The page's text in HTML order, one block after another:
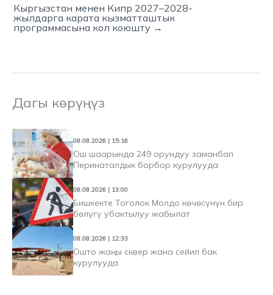
Кыргызстан менен Кипр 2027–2028-
жылдарга карата кызматташтык
программасына кол коюшту →
Дагы көрүңүз
08.08.2026 | 15:16
Ош шаарында 249 орундуу заманбап
Перинаталдык борбор курулууда
08.08.2026 | 13:00
Бишкекте Тоголок Молдо көчөсүнүн бир
бөлүгү убактылуу жабылат
08.08.2026 | 12:33
Ошто жаңы сквер жана сейил бак
курулууда